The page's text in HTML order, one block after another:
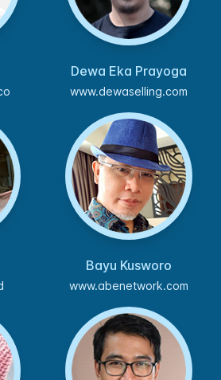
Dewa Eka Prayoga
www.dewaselling.com
Bayu Kusworo
www.abenetwork.com